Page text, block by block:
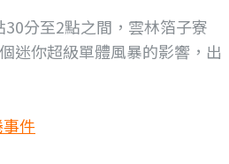
分至2點之間，雲林箔子寮
迷你超級單體風暴的影響，出
件